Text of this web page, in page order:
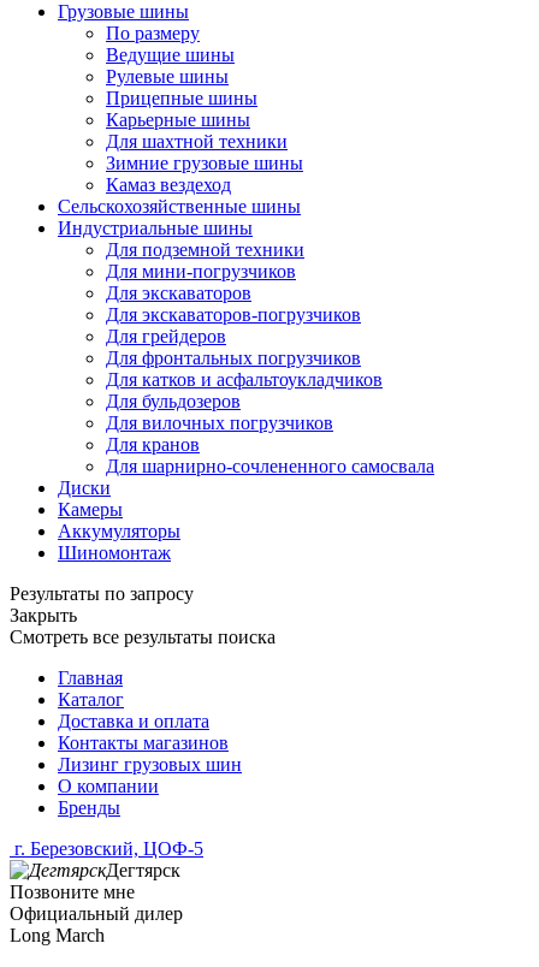
Грузовые шины
По размеру
Ведущие шины
Рулевые шины
Прицепные шины
Карьерные шины
Для шахтной техники
Зимние грузовые шины
Камаз вездеход
Сельскохозяйственные шины
Индустриальные шины
Для подземной техники
Для мини-погрузчиков
Для экскаваторов
Для экскаваторов-погрузчиков
Для грейдеров
Для фронтальных погрузчиков
Для катков и асфальтоукладчиков
Для бульдозеров
Для вилочных погрузчиков
Для кранов
Для шарнирно-сочлененного самосвала
Диски
Камеры
Аккумуляторы
Шиномонтаж
Результаты по запросу
Закрыть
Смотреть все результаты поиска
Главная
Каталог
Доставка и оплата
Контакты магазинов
Лизинг грузовых шин
О компании
Бренды
г. Березовский, ЦОФ-5
Дегтярск
Позвоните мне
Официальный дилер
Long March